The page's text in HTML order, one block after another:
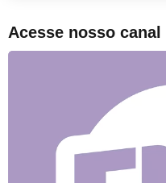
Acesse nosso canal